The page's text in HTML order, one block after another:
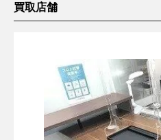
買取店舗